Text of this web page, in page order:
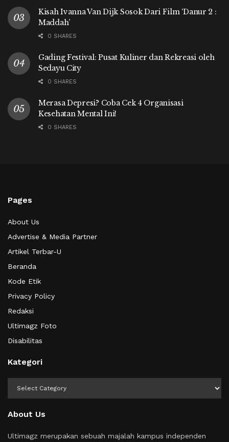
Kisah Ivanna Van Dijk Sosok Dari Film ‘Danur 2 :
Maddah’
0 SHARES
Gading Festival: Pusat Kuliner dan Rekreasi oleh
Sedayu City
0 SHARES
Merasa Depresi? Coba Cek 4 Organisasi
Kesehatan Mental Ini!
0 SHARES
Pages
About Us
Advertise & Media Partner
Artikel Terbar-U
Beranda
Kode Etik
Privacy Policy
Redaksi
Ultimagz Foto
Disabilitas
Kategori
About Us
Ultimagz merupakan sebuah majalah kampus independen